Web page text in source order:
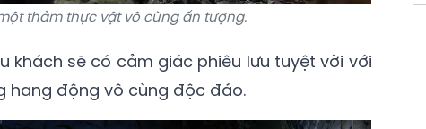
thảm thực vật vô cùng ấn tượng.
khách sẽ có cảm giác phiêu lưu tuyệt vời với
hang động vô cùng độc đáo.